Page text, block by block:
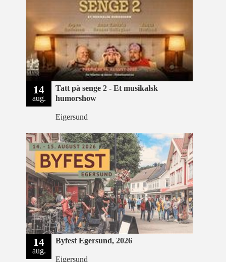
14
aug.
Tatt på senge 2 - Et musikalsk
humorshow
Eigersund
14
aug.
Byfest Egersund, 2026
Eigersund